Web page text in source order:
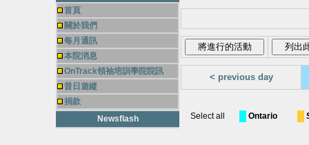
首頁
關於我們
每月通訊
本院消息
OnTrack領袖培訓學院院訊
昔日遊縱
捐款
Newsflash
< previous day
Select all Ontario